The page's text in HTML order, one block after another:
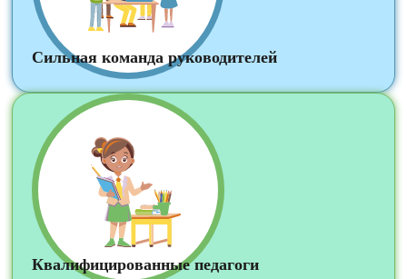
Сильная команда руководителей
Квалифицированные педагоги